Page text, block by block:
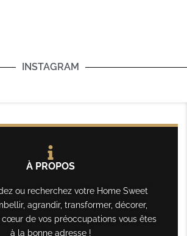
INSTAGRAM
À PROPOS
ou recherchez votre Home Sweet
agrandir, transformer, décorer,
de vos préoccupations vous êtes
à la bonne adresse !